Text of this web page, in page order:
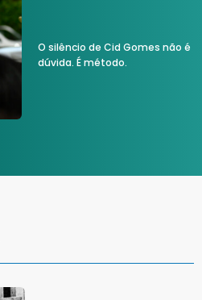
O silêncio de Cid Gomes não é
dúvida. É método.